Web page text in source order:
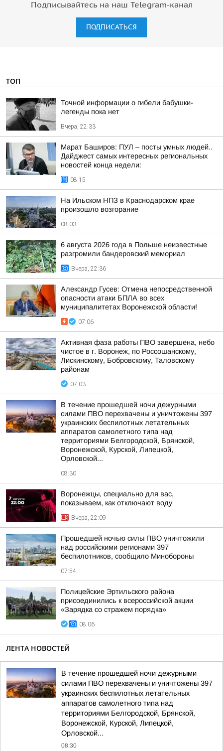
Подписывайтесь на наш Telegram-канал
ПОДПИСАТЬСЯ
ТОП
Точной информации о гибели бабушки-
легенды пока нет
Вчера, 22:33
Марат Баширов: ПУЛ – посты умных людей..
Дайджест самых интересных региональных
новостей конца недели:
08:15
На Ильском НПЗ в Краснодарском крае
произошло возгорание
08:03
6 августа 2026 года в Польше неизвестные
разгромили бандеровский мемориал
Вчера, 22:36
Александр Гусев: Отмена непосредственной
опасности атаки БПЛА во всех
муниципалитетах Воронежской области!
07:06
Активная фаза работы ПВО завершена, небо
чистое в г. Воронеж, по Россошанскому,
Лискинскому, Бобровскому, Таловскому
районам
07:03
В течение прошедшей ночи дежурными
силами ПВО перехвачены и уничтожены 397
украинских беспилотных летательных
аппаратов самолетного типа над
территориями Белгородской, Брянской,
Воронежской, Курской, Липецкой,
Орловской...
08:30
Воронежцы, специально для вас,
показываем, как отключают воду
Вчера, 22:09
Прошедшей ночью силы ПВО уничтожили
над российскими регионами 397
беспилотников, сообщило Минобороны
07:54
Полицейские Эртильского района
присоединились к всероссийской акции
«Зарядка со стражем порядка»
08:06
ЛЕНТА НОВОСТЕЙ
В течение прошедшей ночи дежурными
силами ПВО перехвачены и уничтожены 397
украинских беспилотных летательных
аппаратов самолетного типа над
территориями Белгородской, Брянской,
Воронежской, Курской, Липецкой,
Орловской...
08:30